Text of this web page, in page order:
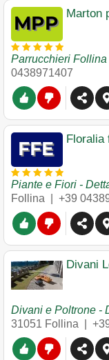
Marton
Parrucchieri Follina
0438971407
Floralia
Piante e Fiori -
Follina
+39
Divani
Divani e Poltrone -
31051 Follina